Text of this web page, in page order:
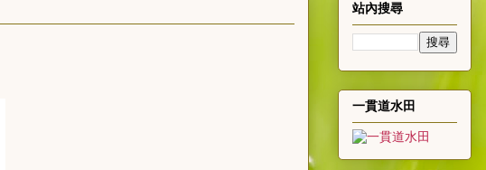
站內搜尋
一貫道水田